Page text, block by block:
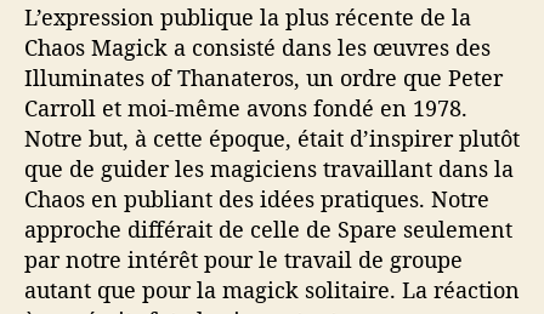
L’expression publique la plus récente de la
Chaos Magick a consisté dans les œuvres des
Illuminates of Thanateros, un ordre que Peter
Carroll et moi-même avons fondé en 1978.
Notre but, à cette époque, était d’inspirer plutôt
que de guider les magiciens travaillant dans la
Chaos en publiant des idées pratiques. Notre
approche différait de celle de Spare seulement
par notre intérêt pour le travail de groupe
autant que pour la magick solitaire. La réaction